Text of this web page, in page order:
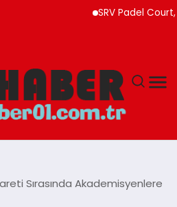
SRV Padel Court, 24
Sırasında Akademisyenlere